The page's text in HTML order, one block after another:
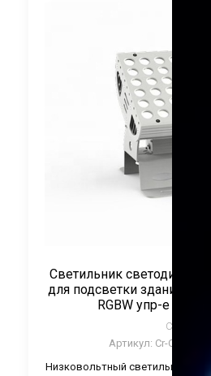
Светильник
для подсветки зданий и
RGBW упр-е DMX
CRANE
Артикул: Cr-CTL-
Низковольтный светильник для